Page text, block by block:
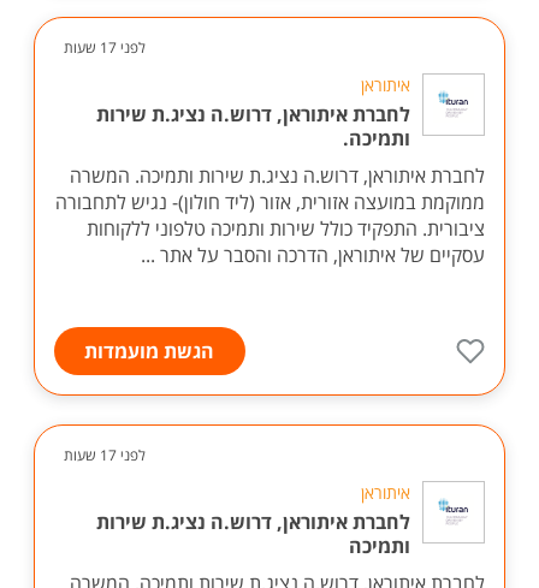
לפני 17 שעות
איתוראן
לחברת איתוראן, דרוש.ה נציג.ת שירות
ותמיכה.
לחברת איתוראן, דרוש.ה נציג.ת שירות ותמיכה. המשרה
ממוקמת במועצה אזורית, אזור (ליד חולון)- נגיש לתחבורה
ציבורית. התפקיד כולל שירות ותמיכה טלפוני ללקוחות
עסקיים של איתוראן, הדרכה והסבר על אתר ...
הגשת מועמדות
לפני 17 שעות
איתוראן
לחברת איתוראן, דרוש.ה נציג.ת שירות
ותמיכה